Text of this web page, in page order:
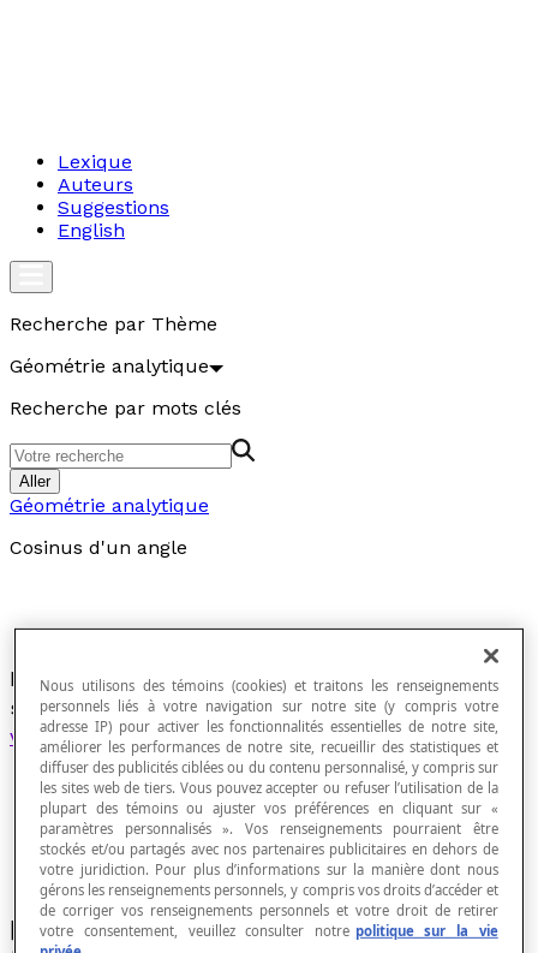
Lexique
Auteurs
Suggestions
English
Recherche par Thème
Géométrie analytique
Recherche par mots clés
Aller
Géométrie analytique
Cosinus d'un angle
Mesure algébrique de laprojection orthogonale
sur l'un des côtés d'un angle de mesure θ d'un
vecteur unitaireporté par l'autre côté de l'angle.
[latex]\cos{(\textit{θ})}\space = \space \frac{x}
Nous utilisons des témoins (cookies) et traitons les renseignements
personnels liés à votre navigation sur notre site (y compris votre
adresse IP) pour activer les fonctionnalités essentielles de notre site,
améliorer les performances de notre site, recueillir des statistiques et
diffuser des publicités ciblées ou du contenu personnalisé, y compris sur
les sites web de tiers. Vous pouvez accepter ou refuser l’utilisation de la
plupart des témoins ou ajuster vos préférences en cliquant sur «
paramètres personnalisés ». Vos renseignements pourraient être
stockés et/ou partagés avec nos partenaires publicitaires en dehors de
votre juridiction. Pour plus d’informations sur la manière dont nous
gérons les renseignements personnels, y compris vos droits d’accéder et
de corriger vos renseignements personnels et votre droit de retirer
votre consentement, veuillez consulter notre politique sur la vie